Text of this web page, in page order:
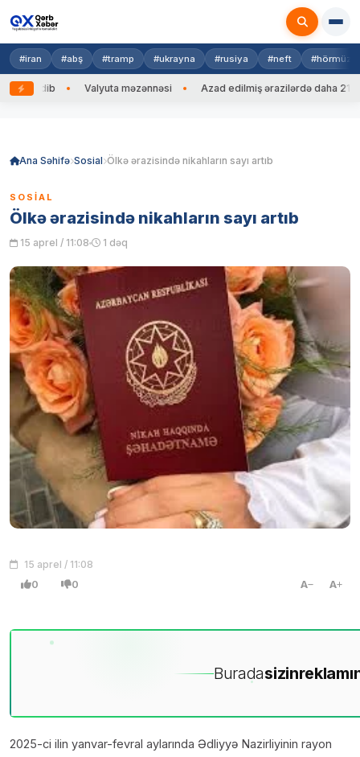
#iran #abş #tramp #ukrayna #rusiya #neft #hörmüz
edib Valyuta məzənnəsi Azad edilmiş ərazilərdə daha 212
Ana Səhifə Sosial Ölkə ərazisində nikahların sayı artıb
SOSIAL
Ölkə ərazisində nikahların sayı artıb
15 aprel / 11:08 1 dəq
15 aprel / 11:08
0 0 A A
Buradasizin
2025-ci ilin yanvar-fevral aylarında Ədliyyə Nazirliyinin rayon